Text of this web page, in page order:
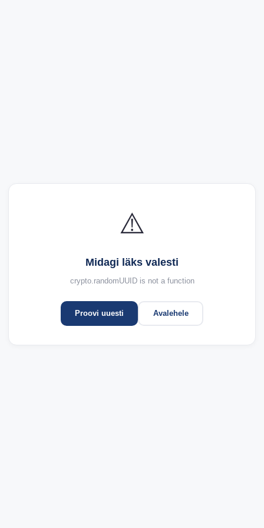
⚠️
Midagi läks valesti
crypto.randomUUID is not a function
Proovi uuesti Avalehele